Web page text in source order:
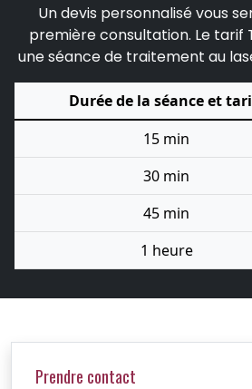
Un devis personnalisé vous
première consultation. Le tarif
une séance de traitement au
Durée de la séance et
15 min
30 min
45 min
1 heure
Prendre contact